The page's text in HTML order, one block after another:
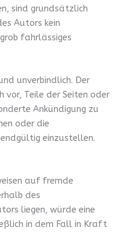
sind grundsätzlich
Autors kein
fahrlässiges
unverbindlich. Der
vor, Teile der Seiten oder
Ankündigung zu
oder die
einzustellen.
auf fremde
des
liegen, würde eine
in dem Fall in Kraft